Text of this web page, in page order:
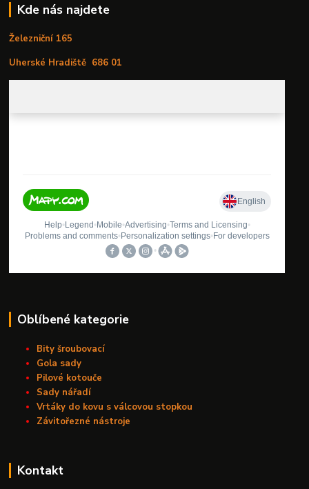
Kde nás najdete
Železniční 165
Uherské Hradiště 686 01
Oblíbené kategorie
Bity šroubovací
Gola sady
Pilové kotouče
Sady nářadí
Vrtáky do kovu s válcovou stopkou
Závitořezné nástroje
Kontakt